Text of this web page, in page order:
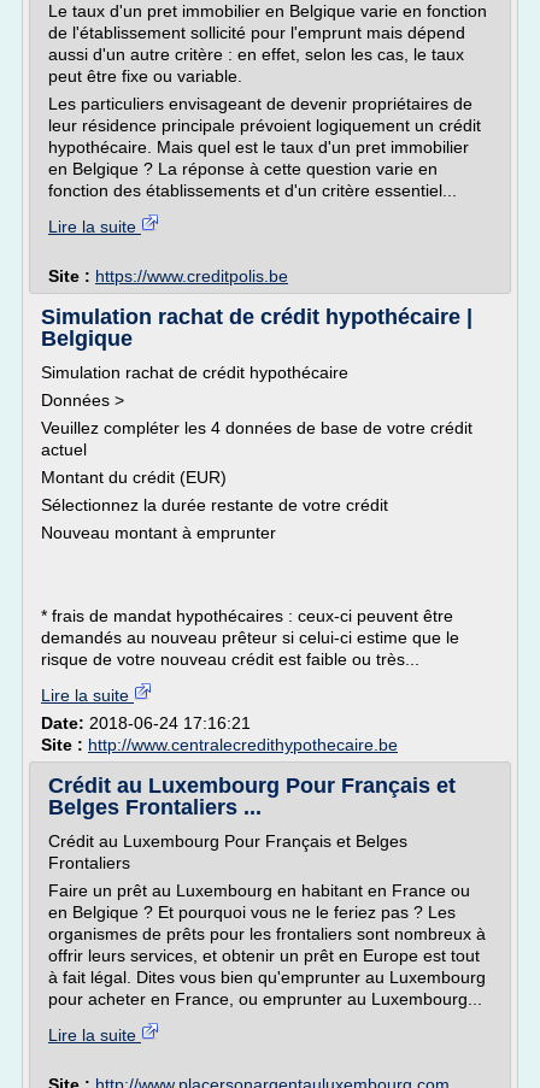
Le taux d'un pret immobilier en Belgique varie en fonction
de l'établissement sollicité pour l'emprunt mais dépend
aussi d'un autre critère : en effet, selon les cas, le taux
peut être fixe ou variable.
Les particuliers envisageant de devenir propriétaires de
leur résidence principale prévoient logiquement un crédit
hypothécaire. Mais quel est le taux d'un pret immobilier
en Belgique ? La réponse à cette question varie en
fonction des établissements et d'un critère essentiel...
Lire la suite
Site : https://www.creditpolis.be
Simulation rachat de crédit hypothécaire |
Belgique
Simulation rachat de crédit hypothécaire
Données >
Veuillez compléter les 4 données de base de votre crédit
actuel
Montant du crédit (EUR)
Sélectionnez la durée restante de votre crédit
Nouveau montant à emprunter
* frais de mandat hypothécaires : ceux-ci peuvent être
demandés au nouveau prêteur si celui-ci estime que le
risque de votre nouveau crédit est faible ou très...
Lire la suite
Date: 2018-06-24 17:16:21
Site : http://www.centralecredithypothecaire.be
Crédit au Luxembourg Pour Français et
Belges Frontaliers ...
Crédit au Luxembourg Pour Français et Belges
Frontaliers
Faire un prêt au Luxembourg en habitant en France ou
en Belgique ? Et pourquoi vous ne le feriez pas ? Les
organismes de prêts pour les frontaliers sont nombreux à
offrir leurs services, et obtenir un prêt en Europe est tout
à fait légal. Dites vous bien qu'emprunter au Luxembourg
pour acheter en France, ou emprunter au Luxembourg...
Lire la suite